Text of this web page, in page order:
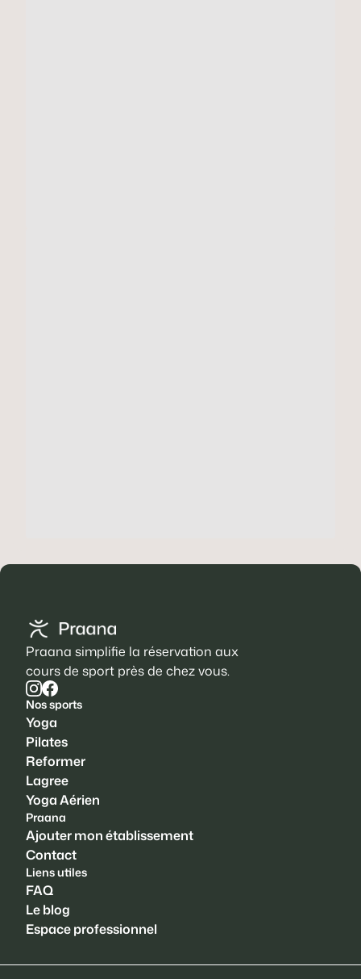
Praana simplifie la réservation aux
cours de sport près de chez vous.
Nos sports
Yoga
Pilates
Reformer
Lagree
Yoga Aérien
Praana
Ajouter mon établissement
Contact
Liens utiles
FAQ
Le blog
Espace professionnel